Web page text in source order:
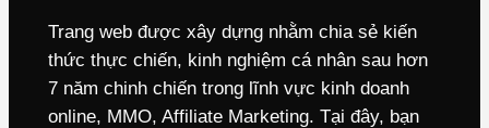
Trang web được xây dựng nhằm chia sẻ kiến
thức thực chiến, kinh nghiệm cá nhân sau hơn
7 năm chinh chiến trong lĩnh vực kinh doanh
online, MMO, Affiliate Marketing. Tại đây, bạn